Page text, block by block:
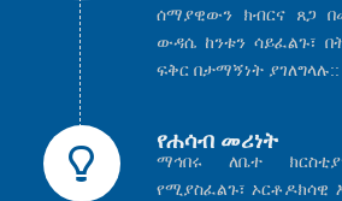
ሰማያዊውን ክብርና ጸጋ
ውዳሴ ከንቱን ሳይፈልጉ፣
ፍቅር በታማኝነት ያገለግላሉ::
የሐሳብ መሪነት
ማኅበሩ ለቤተ
የሚያስፈልጉ፣ ኦርቶዶክሳዊ